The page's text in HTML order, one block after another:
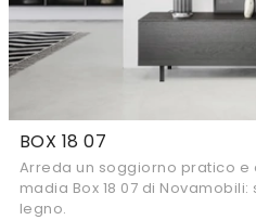
BOX 18 07
Arreda un soggiorno pratico e
madia Box 18 07 di
legno.